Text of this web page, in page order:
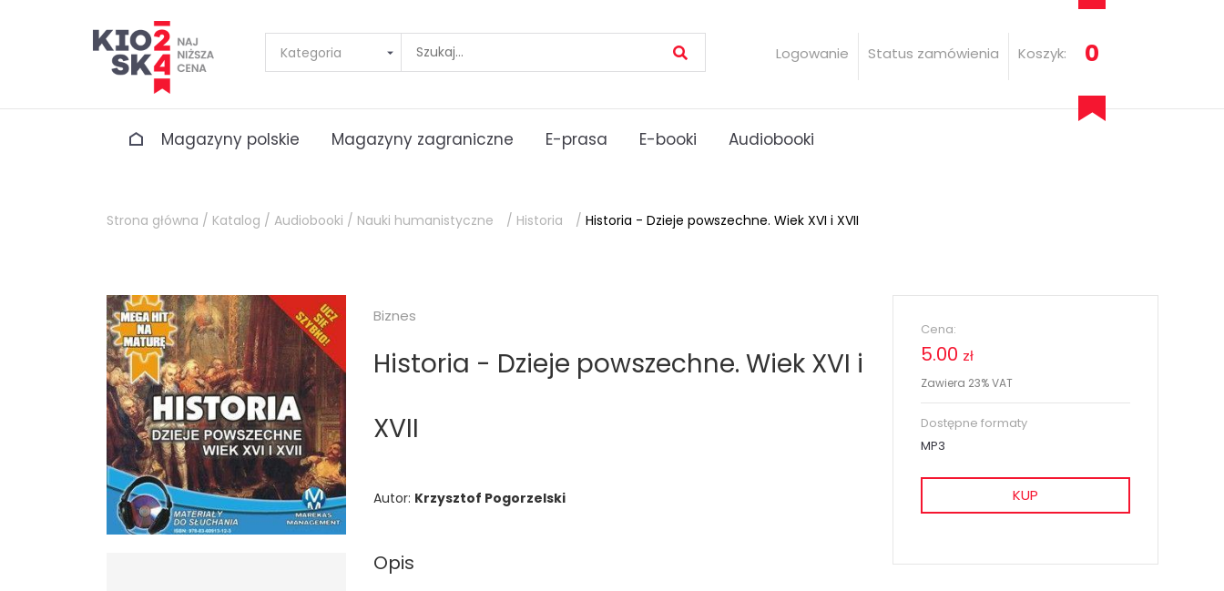
Logowanie Status zamówienia Koszyk: 0
Magazyny polskie Magazyny zagraniczne E-prasa E-booki Audiobooki
Strona główna / Katalog / Audiobooki / Nauki humanistyczne / Historia / Historia - Dzieje powszechne. Wiek XVI i XVII
Biznes
Historia - Dzieje powszechne. Wiek XVI i
XVII
Autor: Krzysztof Pogorzelski
Opis
Cena:
5.00 zł
Zawiera 23% VAT
Dostępne formaty
MP3
KUP